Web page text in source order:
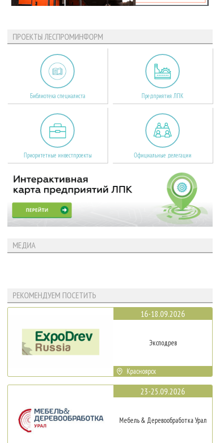
ПРОЕКТЫ ЛЕСПРОМИНФОРМ
Библиотека специалиста Предприятия ЛПК
Приоритетные инвестпроекты Официальные делегации
МЕДИА
РЕКОМЕНДУЕМ ПОСЕТИТЬ
16-18.09.2026
Эксподрев
Красноярск
23-25.09.2026
Мебель & Деревообработка Урал